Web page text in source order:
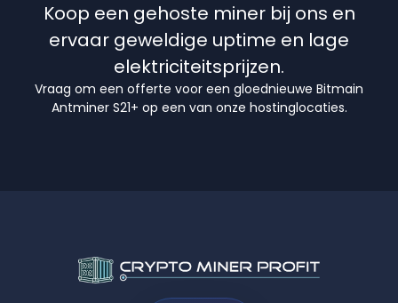
Koop een gehoste miner bij ons en
ervaar geweldige uptime en lage
elektriciteitsprijzen.
Vraag om een offerte voor een gloednieuwe Bitmain
Antminer S21+ op een van onze hostinglocaties.